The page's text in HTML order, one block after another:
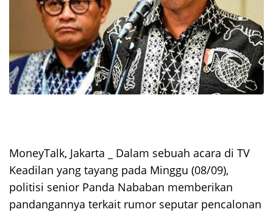
MoneyTalk, Jakarta _ Dalam sebuah acara di TV
Keadilan yang tayang pada Minggu (08/09),
politisi senior Panda Nababan memberikan
pandangannya terkait rumor seputar pencalonan